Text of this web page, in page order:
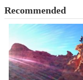
Recommended